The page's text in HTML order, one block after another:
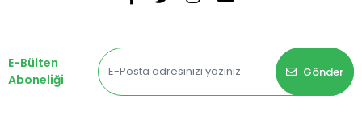
E-Bülten
Aboneliği
Gönder